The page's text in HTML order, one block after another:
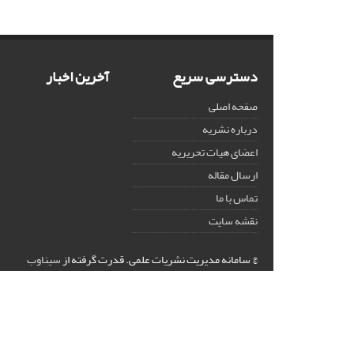
دسترسی سریع
صفحه اصلی
درباره نشریه
اعضای هیات تحریریه
ارسال مقاله
تماس با ما
نقشه سایت
آخرین اخبار
© سامانه مدیریت نشریات علمی.قدرت گرفته ازسیناوب